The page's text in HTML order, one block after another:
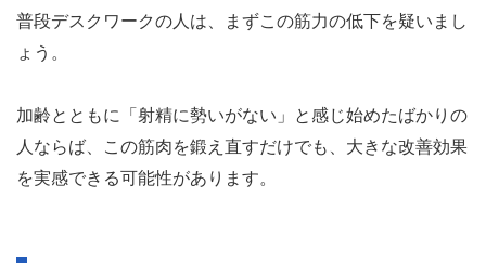
普段デスクワークの人は、まずこの筋力の低下を疑いまし
ょう。
加齢とともに「射精に勢いがない」と感じ始めたばかりの
人ならば、この筋肉を鍛え直すだけでも、大きな改善効果
を実感できる可能性があります。